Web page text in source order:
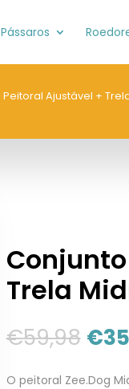
Pássaros
Ajustável +
Trela
€59,98 €
O peitoral Zee.Dog